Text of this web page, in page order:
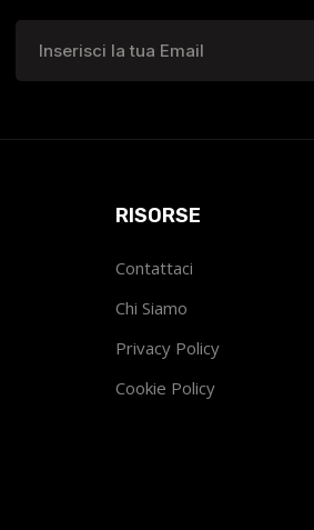
RISORSE
Contattaci
Chi Siamo
Privacy Policy
Cookie Policy